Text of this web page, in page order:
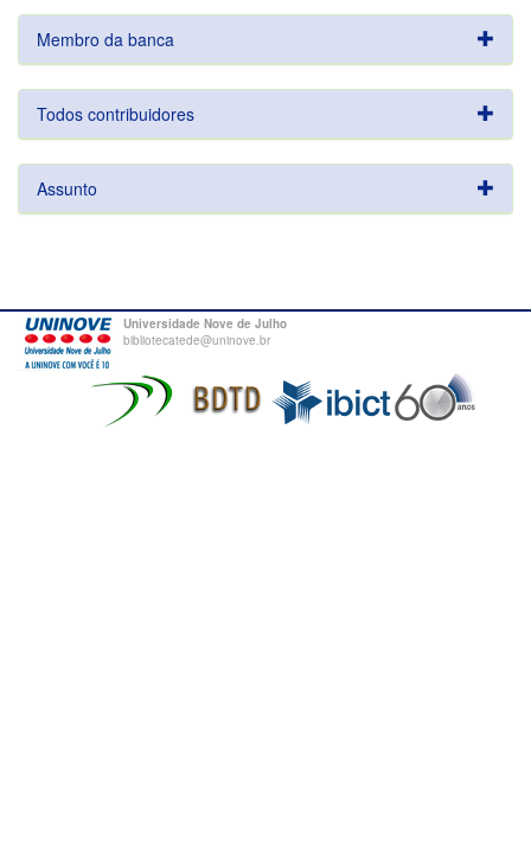
Membro da banca
Todos contribuidores
Assunto
Universidade Nove de Julho
bibliotecatede@uninove.br